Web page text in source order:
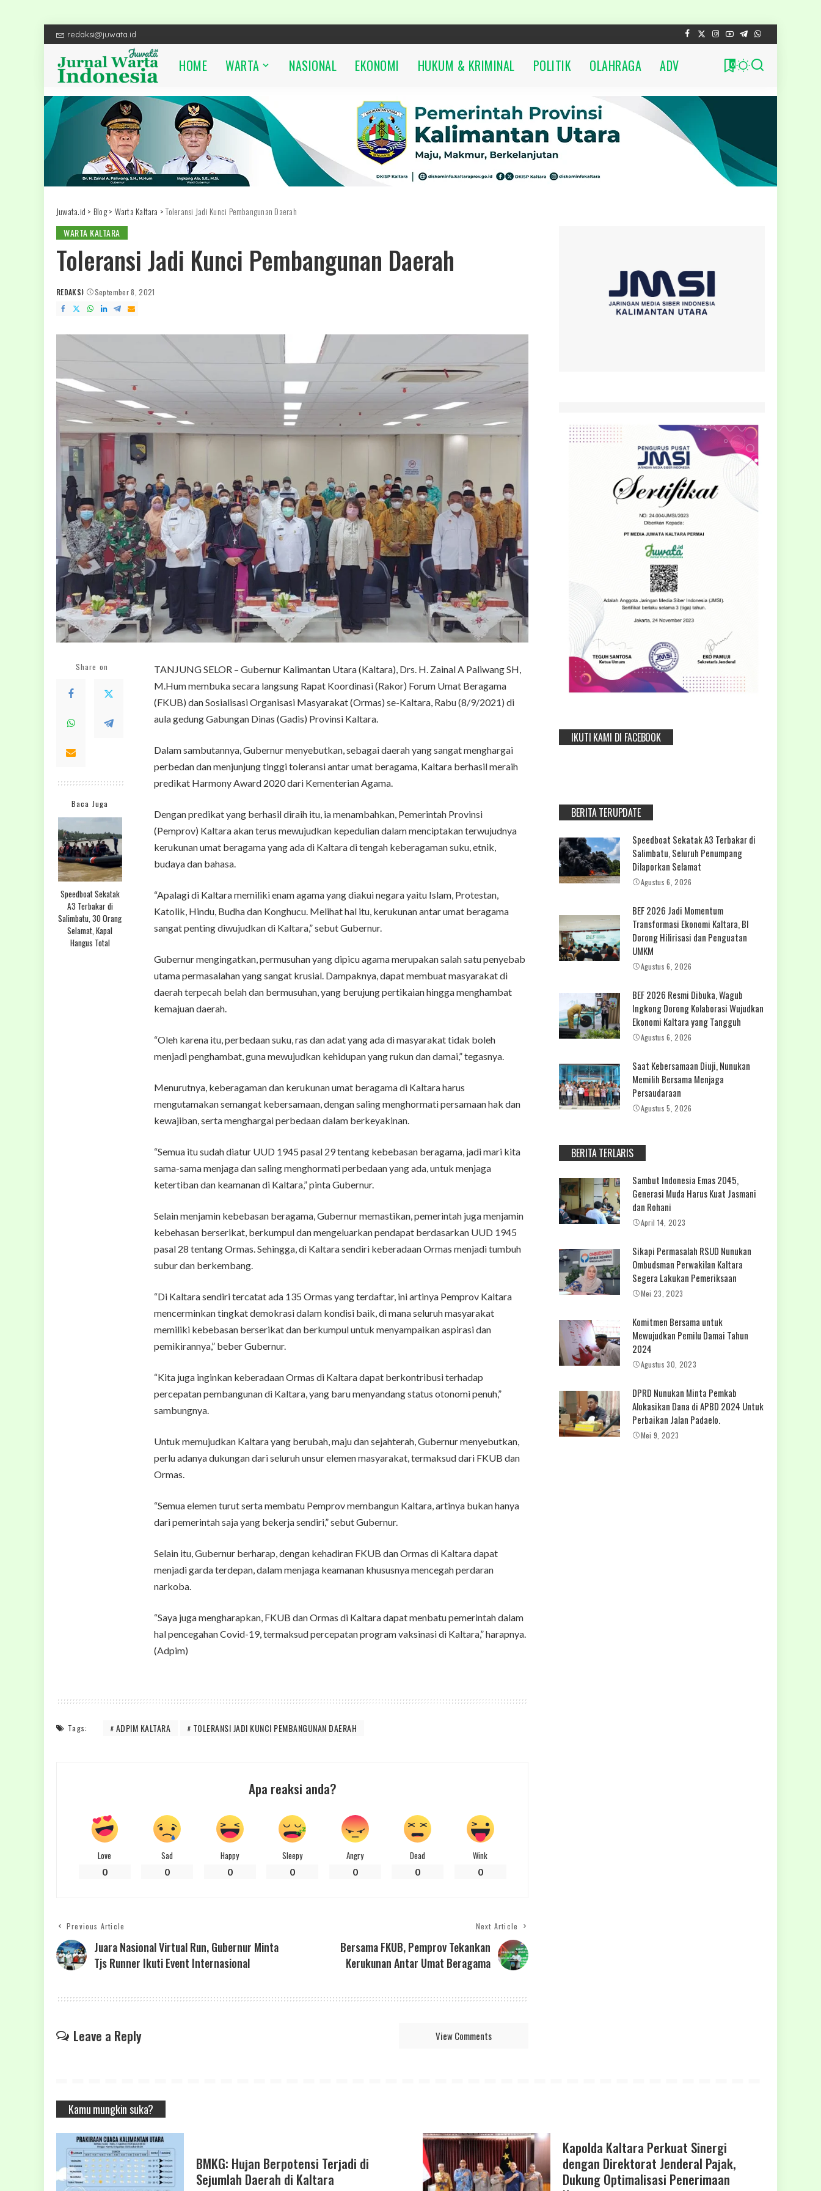
redaksi@juwata.id
HOME WARTA NASIONAL EKONOMI HUKUM & KRIMINAL POLITIK OLAHRAGA ADV 0
Juwata.id > Blog> Warta Kaltara >Toleransi Jadi Kunci Pembangunan Daerah
WARTA KALTARA
Toleransi Jadi Kunci Pembangunan Daerah
POSTED
BY
REDAKSI September 8, 2021
Share on
Baca Juga
Speedboat Sekatak
A3 Terbakar di
Salimbatu, 30 Orang
Selamat, Kapal
Hangus Total
TANJUNG SELOR – Gubernur Kalimantan Utara (Kaltara), Drs. H. Zainal A Paliwang SH,
M.Hum membuka secara langsung Rapat Koordinasi (Rakor) Forum Umat Beragama
(FKUB) dan Sosialisasi Organisasi Masyarakat (Ormas) se-Kaltara, Rabu (8/9/2021) di
aula gedung Gabungan Dinas (Gadis) Provinsi Kaltara.
Dalam sambutannya, Gubernur menyebutkan, sebagai daerah yang sangat menghargai
perbedan dan menjunjung tinggi toleransi antar umat beragama, Kaltara berhasil meraih
predikat Harmony Award 2020 dari Kementerian Agama.
Dengan predikat yang berhasil diraih itu, ia menambahkan, Pemerintah Provinsi
(Pemprov) Kaltara akan terus mewujudkan kepedulian dalam menciptakan terwujudnya
kerukunan umat beragama yang ada di Kaltara di tengah keberagaman suku, etnik,
budaya dan bahasa.
“Apalagi di Kaltara memiliki enam agama yang diakui negara yaitu Islam, Protestan,
Katolik, Hindu, Budha dan Konghucu. Melihat hal itu, kerukunan antar umat beragama
sangat penting diwujudkan di Kaltara,” sebut Gubernur.
Gubernur mengingatkan, permusuhan yang dipicu agama merupakan salah satu penyebab
utama permasalahan yang sangat krusial. Dampaknya, dapat membuat masyarakat di
daerah terpecah belah dan bermusuhan, yang berujung pertikaian hingga menghambat
kemajuan daerah.
“Oleh karena itu, perbedaan suku, ras dan adat yang ada di masyarakat tidak boleh
menjadi penghambat, guna mewujudkan kehidupan yang rukun dan damai,” tegasnya.
Menurutnya, keberagaman dan kerukunan umat beragama di Kaltara harus
mengutamakan semangat kebersamaan, dengan saling menghormati persamaan hak dan
kewajiban, serta menghargai perbedaan dalam berkeyakinan.
“Semua itu sudah diatur UUD 1945 pasal 29 tentang kebebasan beragama, jadi mari kita
sama-sama menjaga dan saling menghormati perbedaan yang ada, untuk menjaga
ketertiban dan keamanan di Kaltara,” pinta Gubernur.
Selain menjamin kebebasan beragama, Gubernur memastikan, pemerintah juga menjamin
kebehasan berserikat, berkumpul dan mengeluarkan pendapat berdasarkan UUD 1945
pasal 28 tentang Ormas. Sehingga, di Kaltara sendiri keberadaan Ormas menjadi tumbuh
subur dan berkembang.
“Di Kaltara sendiri tercatat ada 135 Ormas yang terdaftar, ini artinya Pemprov Kaltara
mencerminkan tingkat demokrasi dalam kondisi baik, di mana seluruh masyarakat
memiliki kebebasan berserikat dan berkumpul untuk menyampaikan aspirasi dan
pemikirannya,” beber Gubernur.
“Kita juga inginkan keberadaan Ormas di Kaltara dapat berkontribusi terhadap
percepatan pembangunan di Kaltara, yang baru menyandang status otonomi penuh,”
sambungnya.
Untuk memujudkan Kaltara yang berubah, maju dan sejahterah, Gubernur menyebutkan,
perlu adanya dukungan dari seluruh unsur elemen masyarakat, termaksud dari FKUB dan
Ormas.
“Semua elemen turut serta membatu Pemprov membangun Kaltara, artinya bukan hanya
dari pemerintah saja yang bekerja sendiri,” sebut Gubernur.
Selain itu, Gubernur berharap, dengan kehadiran FKUB dan Ormas di Kaltara dapat
menjadi garda terdepan, dalam menjaga keamanan khususnya mencegah perdaran
narkoba.
“Saya juga mengharapkan, FKUB dan Ormas di Kaltara dapat menbatu pemerintah dalam
hal pencegahan Covid-19, termaksud percepatan program vaksinasi di Kaltara,” harapnya.
(Adpim)
Tags: ADPIM KALTARA TOLERANSI JADI KUNCI PEMBANGUNAN DAERAH
Apa reaksi anda?
Love
0
Sad
0
Happy
0
Sleepy
0
Angry
0
Dead
0
Wink
0
Previous Article
Juara Nasional Virtual Run, Gubernur Minta
Tjs Runner Ikuti Event Internasional
Next Article
Bersama FKUB, Pemprov Tekankan
Kerukunan Antar Umat Beragama
Leave a Reply View Comments
IKUTI KAMI DI FACEBOOK
BERITA TERUPDATE
Speedboat Sekatak A3 Terbakar di
Salimbatu, Seluruh Penumpang
Dilaporkan Selamat
Agustus 6, 2026
BEF 2026 Jadi Momentum
Transformasi Ekonomi Kaltara, BI
Dorong Hilirisasi dan Penguatan
UMKM
Agustus 6, 2026
BEF 2026 Resmi Dibuka, Wagub
Ingkong Dorong Kolaborasi Wujudkan
Ekonomi Kaltara yang Tangguh
Agustus 6, 2026
Saat Kebersamaan Diuji, Nunukan
Memilih Bersama Menjaga
Persaudaraan
Agustus 5, 2026
BERITA TERLARIS
Sambut Indonesia Emas 2045,
Generasi Muda Harus Kuat Jasmani
dan Rohani
April 14, 2023
Sikapi Permasalah RSUD Nunukan
Ombudsman Perwakilan Kaltara
Segera Lakukan Pemeriksaan
Mei 23, 2023
Komitmen Bersama untuk
Mewujudkan Pemilu Damai Tahun
2024
Agustus 30, 2023
DPRD Nunukan Minta Pemkab
Alokasikan Dana di APBD 2024 Untuk
Perbaikan Jalan Padaelo.
Mei 9, 2023
Kamu mungkin suka?
BMKG: Hujan Berpotensi Terjadi di
Sejumlah Daerah di Kaltara
Kapolda Kaltara Perkuat Sinergi
dengan Direktorat Jenderal Pajak,
Dukung Optimalisasi Penerimaan